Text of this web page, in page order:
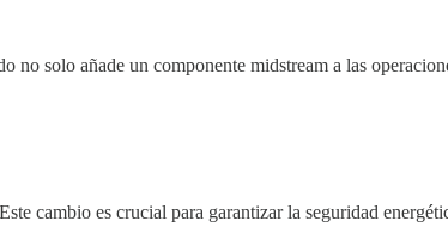
solo añade un componente midstream a las
cambio es crucial para garantizar la seguridad